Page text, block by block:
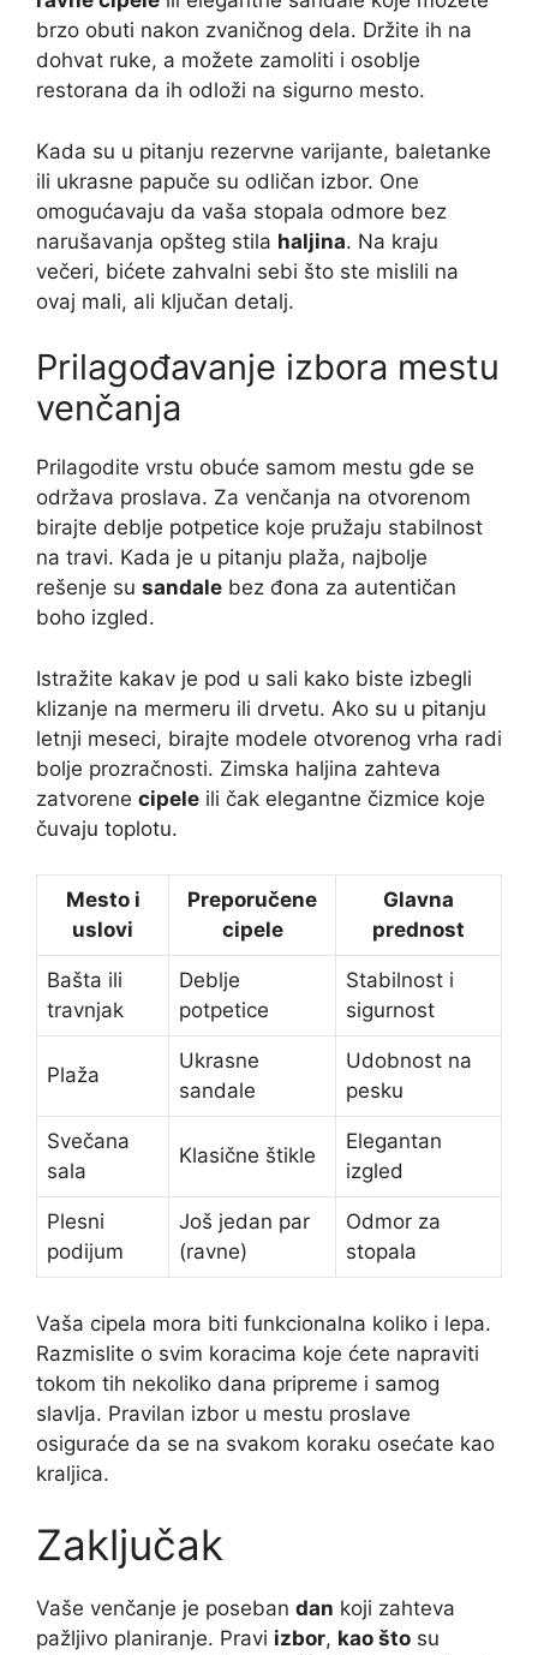
brzo obuti nakon zvaničnog dela. Držite ih na
dohvat ruke, a možete zamoliti i osoblje
restorana da ih odloži na sigurno mesto.
Kada su u pitanju rezervne varijante, baletanke
ili ukrasne papuče su odličan izbor. One
omogućavaju da vaša stopala odmore bez
narušavanja opšteg stila haljina. Na kraju
večeri, bićete zahvalni sebi što ste mislili na
ovaj mali, ali ključan detalj.
Prilagođavanje izbora mestu
venčanja
Prilagodite vrstu obuće samom mestu gde se
održava proslava. Za venčanja na otvorenom
birajte deblje potpetice koje pružaju stabilnost
na travi. Kada je u pitanju plaža, najbolje
rešenje su sandale bez đona za autentičan
boho izgled.
Istražite kakav je pod u sali kako biste izbegli
klizanje na mermeru ili drvetu. Ako su u pitanju
letnji meseci, birajte modele otvorenog vrha radi
bolje prozračnosti. Zimska haljina zahteva
zatvorene cipele ili čak elegantne čizmice koje
čuvaju toplotu.
Mesto i
uslovi
Preporučene
cipele
Glavna
prednost
Bašta ili
travnjak
Deblje
potpetice
Stabilnost i
sigurnost
Plaža
Ukrasne
sandale
Udobnost na
pesku
Svečana
sala
Klasične štikle
Elegantan
izgled
Plesni
podijum
Još jedan par
(ravne)
Odmor za
stopala
Vaša cipela mora biti funkcionalna koliko i lepa.
Razmislite o svim koracima koje ćete napraviti
tokom tih nekoliko dana pripreme i samog
slavlja. Pravilan izbor u mestu proslave
osiguraće da se na svakom koraku osećate kao
kraljica.
Zaključak
Vaše venčanje je poseban dan koji zahteva
pažljivo planiranje. Pravi izbor, kao što su